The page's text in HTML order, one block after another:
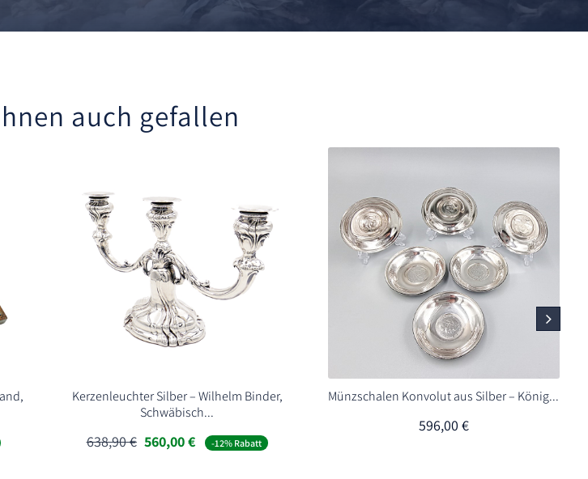
auch gefallen
Kerzenleuchter Silber – Wilhelm Binder,
Schwäbisch...
638,90€ Ursprünglicher
Preis
560,00€Aktueller
Preis
-12% Rabatt
Münzschalen Konvolut aus Silber – König...
596,00 €